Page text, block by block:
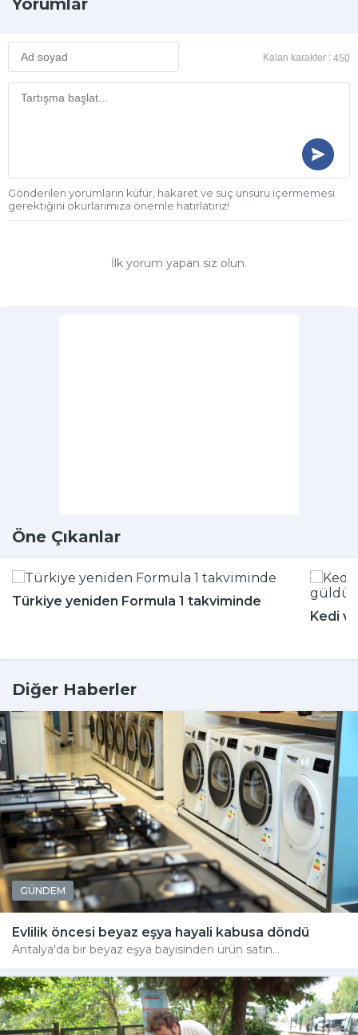
Yorumlar
Kalan karakter : 450
Gönderilen yorumların küfür, hakaret ve suç unsuru içermemesi
gerektiğini okurlarımıza önemle hatırlatırız!
İlk yorum yapan siz olun.
Öne Çıkanlar
Türkiye yeniden Formula 1 takviminde
Kedi
Diğer Haberler
GÜNDEM
Evlilik öncesi beyaz eşya hayali kabusa döndü
Antalya'da bir beyaz eşya bayisinden ürün satın...